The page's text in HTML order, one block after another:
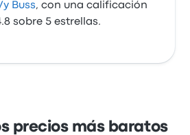
Buss, con una calificación
sobre 5 estrellas.
precios más baratos